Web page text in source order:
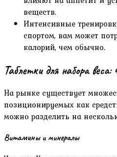
веществ.
Интенсивные
спортом, вам может
калорий, чем обычно.
Таблетки для набора
На рынке существует
позиционируемых как
можно разделить на
Витамины и минералы